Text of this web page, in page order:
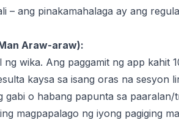
– ang pinakamahalaga ay ang
Araw-araw):
wika. Ang paggamit ng app kahit
kaysa sa isang oras na sesyon
gabi o habang papunta sa
magpapalago ng iyong pagiging